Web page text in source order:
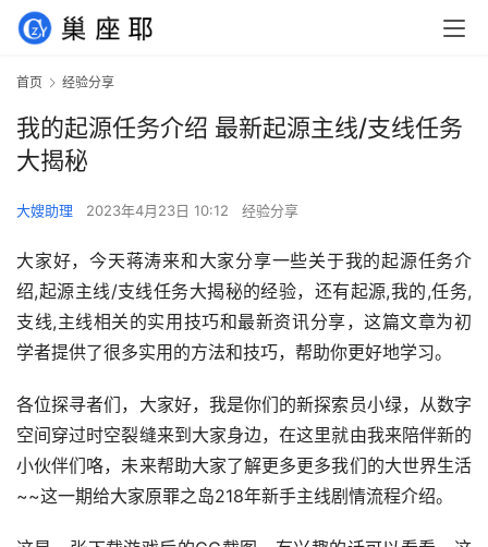
首页 经验分享
我的起源任务介绍 最新起源主线/支线任务
大揭秘
大嫂助理 2023年4月23日 10:12 经验分享
大家好，今天蒋涛来和大家分享一些关于我的起源任务介
绍,起源主线/支线任务大揭秘的经验，还有起源,我的,任务,
支线,主线相关的实用技巧和最新资讯分享，这篇文章为初
学者提供了很多实用的方法和技巧，帮助你更好地学习。
各位探寻者们，大家好，我是你们的新探索员小绿，从数字
空间穿过时空裂缝来到大家身边，在这里就由我来陪伴新的
小伙伴们咯，未来帮助大家了解更多更多我们的大世界生活
~~这一期给大家原罪之岛218年新手主线剧情流程介绍。